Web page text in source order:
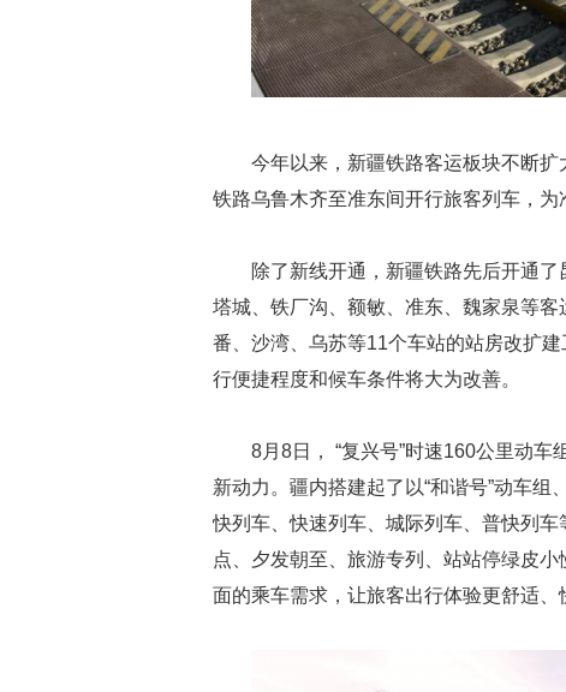
今年以来，新疆铁路客运板块不断
铁路乌鲁木齐至准东间开行旅客列车，为
除了新线开通，新疆铁路先后开通
塔城、铁厂沟、额敏、准东、魏家泉等
番、沙湾、乌苏等11个车站的站房改扩
行便捷程度和候车条件将大为改善。
8月8日， “复兴号”时速160公里动
新动力。疆内搭建起了以“和谐号”动车组
快列车、快速列车、城际列车、普快列
点、夕发朝至、旅游专列、站站停绿皮
面的乘车需求，让旅客出行体验更舒适、